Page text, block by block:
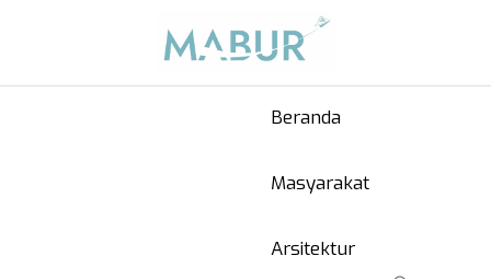
Beranda
Masyarakat
Arsitektur